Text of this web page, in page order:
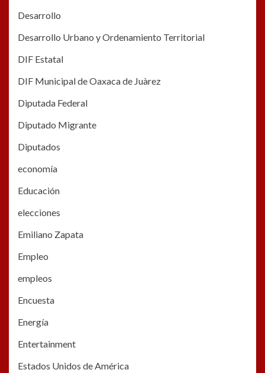
Desarrollo
Desarrollo Urbano y Ordenamiento Territorial
DIF Estatal
DIF Municipal de Oaxaca de Juàrez
Diputada Federal
Diputado Migrante
Diputados
economía
Educación
elecciones
Emiliano Zapata
Empleo
empleos
Encuesta
Energía
Entertainment
Estados Unidos de América